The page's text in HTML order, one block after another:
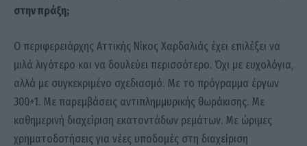
στην πράξη;
Ο περιφερειάρχης Αττικής Νίκος Χαρδαλιάς έχει επιλέξει να
μιλά λιγότερο και να δουλεύει περισσότερο. Όχι με ευχολόγια,
αλλά με συγκεκριμένο σχεδιασμό. Με το πρόγραμμα έργων
300+1. Με παρεμβάσεις αντιπλημμυρικής θωράκισης. Με
καθημερινή διαχείριση εκατοντάδων ρεμάτων. Με ώριμες
χρηματοδοτήσεις για νέες υποδομές στη διαχείριση